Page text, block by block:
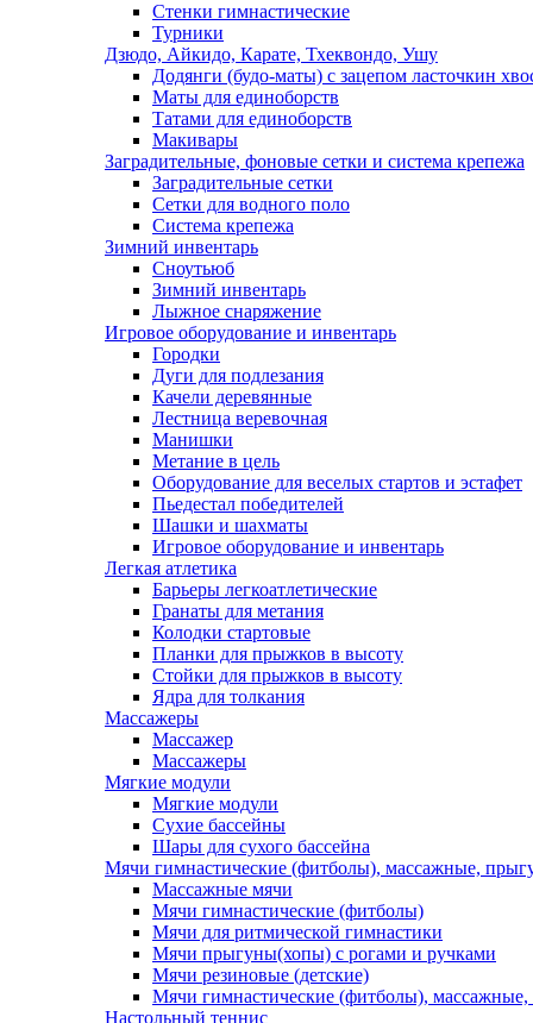
Стенки гимнастические
Турники
Дзюдо, Айкидо, Карате, Тхеквондо, Ушу
Додянги (будо-маты) с зацепом ласточкин
Маты для единоборств
Татами для единоборств
Макивары
Заградительные, фоновые сетки и система крепежа
Заградительные сетки
Сетки для водного поло
Система крепежа
Зимний инвентарь
Сноутьюб
Зимний инвентарь
Лыжное снаряжение
Игровое оборудование и инвентарь
Городки
Дуги для подлезания
Качели деревянные
Лестница веревочная
Манишки
Метание в цель
Оборудование для веселых стартов и эстафет
Пьедестал победителей
Шашки и шахматы
Игровое оборудование и инвентарь
Легкая атлетика
Барьеры легкоатлетические
Гранаты для метания
Колодки стартовые
Планки для прыжков в высоту
Стойки для прыжков в высоту
Ядра для толкания
Массажеры
Массажер
Массажеры
Мягкие модули
Мягкие модули
Сухие бассейны
Шары для сухого бассейна
Мячи гимнастические (фитболы), массажные,
Массажные мячи
Мячи гимнастические (фитболы)
Мячи для ритмической гимнастики
Мячи прыгуны(хопы) с рогами и ручками
Мячи резиновые (детские)
Мячи гимнастические (фитболы),
Настольный теннис